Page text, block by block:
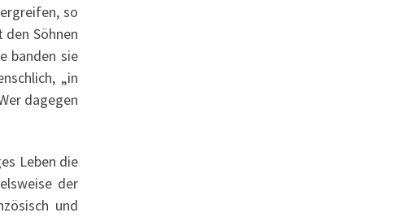
so
Söhnen
banden sie
„in
dagegen
Leben die
der
und